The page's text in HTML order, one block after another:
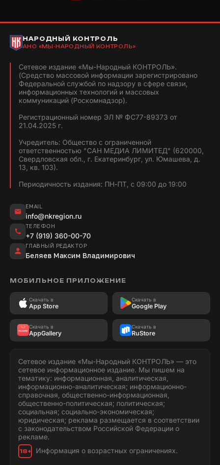
НАРОДНЫЙ КОНТРОЛЬ
АНО «МЫ-НАРОДНЫЙ КОНТРОЛЬ»
Сетевое издание «Мы-Народный КОНТРОЛЬ».
(Средство массовой информации зарегистрировано
Федеральной службой по надзору в сфере связи,
информационных технологий и массовых
коммуникаций (Роскомнадзор).
Регистрационный номер ЭЛ № ФС77-89373 от
21.04.2025 г.
Учредитель: Общество с ограниченной
ответственностью "САН МЕДИА ЛИМИТЕД" (620000,
Свердловская обл., г. Екатеринбург, ул. Юмашева, д.
13, кв. 103).
Периодичность издания: ПН-ПТ, с 09:00 до 19:00
EMAIL
info@nkregion.ru
ТЕЛЕФОН
+7 (919) 360-00-70
ГЛАВНЫЙ РЕДАКТОР
Беляев Максим Владимирович
МОБИЛЬНОЕ ПРИЛОЖЕНИЕ
Скачать в
App Store
Скачать в
Google Play
Скачать в
AppGallery
Скачать в
RuStore
Сетевое издание «Мы-Народный КОНТРОЛЬ» — это
сетевое информационное издание. Мы пишем на
тематику: информационная, аналитическая,
информационно-аналитическая; информационно-
справочная, общественно-информационная,
общественно-политическая; политическая;
социальная; социально-экономическая;
юридическая; реклама размещается в соответствии
с законодательством Российской Федерации о
рекламе.
18+ Информация о возрастных ограничениях.